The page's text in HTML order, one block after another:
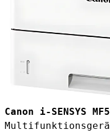
Canon i-SENSYS